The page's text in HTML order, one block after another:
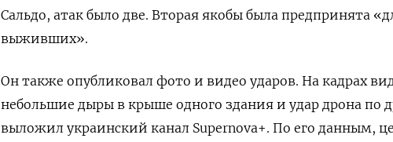
Сальдо, атак было две. Вторая якобы была предпринята
выживших».
Он также опубликовал фото и видео ударов. На кадрах
небольшие дыры в крыше одного здания и удар дрона по
выложил украинский канал Supernova+. По его данным,